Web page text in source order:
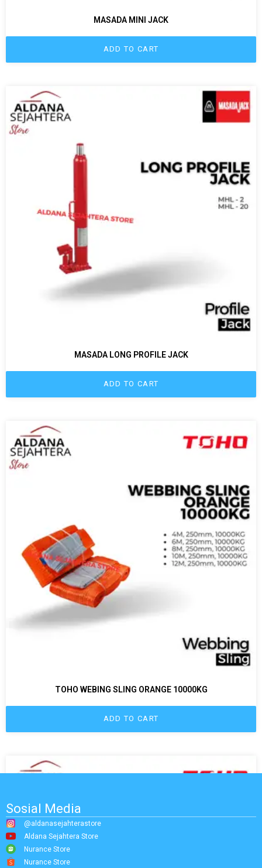
MASADA MINI JACK
ADD TO CART
MASADA LONG PROFILE JACK
ADD TO CART
TOHO WEBING SLING ORANGE 10000KG
ADD TO CART
Sosial Media
@aldanasejahterastore
Aldana Sejahtera Store
Nurance Store
Nurance Store